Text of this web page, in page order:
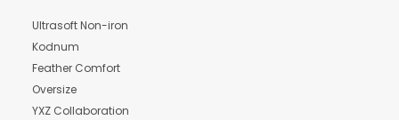
Ultrasoft Non-iron
Kodnum
Feather Comfort
Oversize
YXZ Collaboration